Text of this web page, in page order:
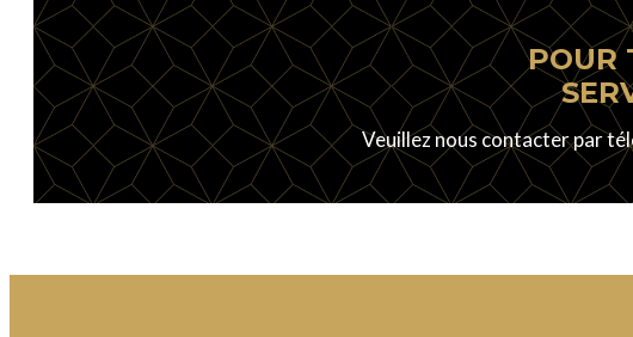
POUR
Veuillez nous contacter par